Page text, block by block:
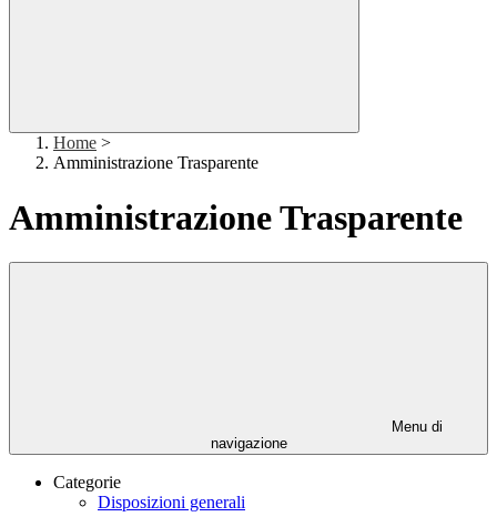
Home >
Amministrazione Trasparente
Amministrazione Trasparente
Menu di
navigazione
Categorie
Disposizioni generali